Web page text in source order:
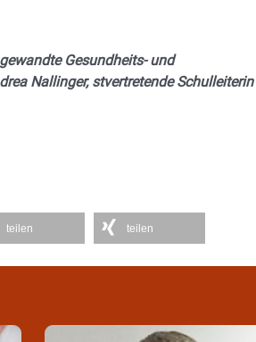
Gesundheits- und
Nallinger, stvertretende Schulleiterin
teilen teilen